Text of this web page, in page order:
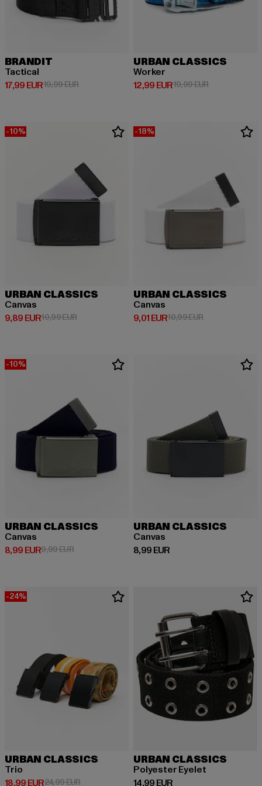
BRANDIT
Tactical
17,99 EUR
Derzeitiger Preis: 17,99 EUR
19,99 EURAktionspreis: 19,99 EUR
URBAN CLASSICS
Worker
12,99 EUR
Derzeitiger Preis: 12,99 EUR
19,99 EURAktionspreis:
-10%
URBAN CLASSICS
Canvas
9,89 EUR
Derzeitiger Preis: 9,89 EUR
10,99 EURAktionspreis: 10,99 EUR
-18%
URBAN CLASSICS
Canvas
9,01 EUR
Derzeitiger Preis: 9,01 EUR
10,99 EURAktionspreis:
-10%
URBAN CLASSICS
Canvas
8,99 EUR
Derzeitiger Preis: 8,99 EUR
9,99 EURAktionspreis: 9,99 EUR
URBAN CLASSICS
Canvas
8,99 EUR
Derzeitiger Preis: 8,99 EUR
-24%
URBAN CLASSICS
Trio
18,99 EUR
Derzeitiger Preis: 18,99 EUR
24,99 EURAktionspreis: 24,99 EUR
URBAN CLASSICS
Polyester Eyelet
14,99 EUR
Derzeitiger Preis: 14,99 EUR